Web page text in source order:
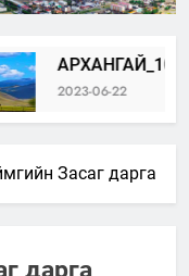
2023-06-22
Засаг дарга